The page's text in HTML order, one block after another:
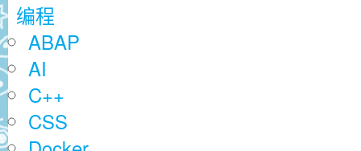
编程
ABAP
AI
C++
CSS